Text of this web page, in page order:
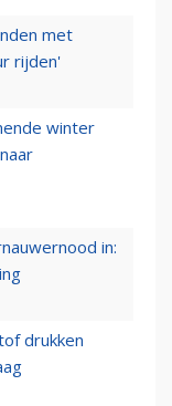
met
rijden'
winter
in:
drukken